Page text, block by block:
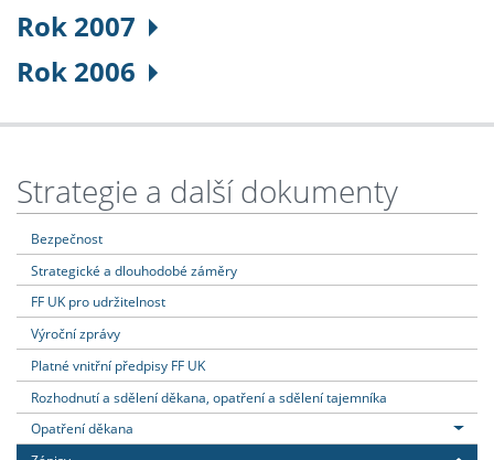
Rok 2007
Rok 2006
Strategie a další dokumenty
Bezpečnost
Strategické a dlouhodobé záměry
FF UK pro udržitelnost
Výroční zprávy
Platné vnitřní předpisy FF UK
Rozhodnutí a sdělení děkana, opatření a sdělení tajemníka
Opatření děkana